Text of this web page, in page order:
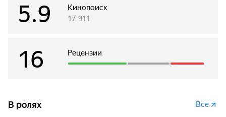
Кинопоиск
5.9 17 911
Рецензии
16
В ролях Все